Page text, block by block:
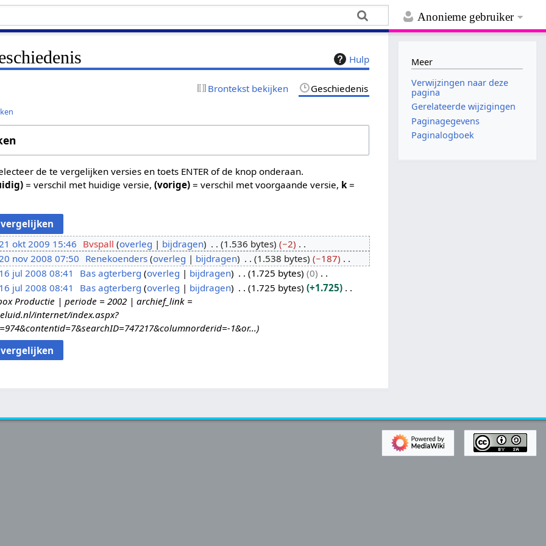
Anonieme gebruiker
Hulp
Brontekst bekijken Geschiedenis
de te vergelijken versies en toets ENTER of de knop onderaan.
= verschil met huidige versie,(vorige) = verschil met voorgaande versie, k =
okt 2009 15:46 Bvspall overleg bijdragen 1.536 bytes
−2
nov 2008 07:50 Renekoenders overleg bijdragen 1.538 bytes
−187
16 jul 2008 08:41 Bas agterberg overleg bijdragen 1.725 bytes
0
16 jul 2008 08:41 Bas agterberg overleg bijdragen 1.725 bytes
+1.725
Productie | periode = 2002 | archief_link =
internet/index.aspx?
1&or...
Meer
Verwijzingen naar deze
pagina
Gerelateerde wijzigingen
Paginagegevens
Paginalogboek